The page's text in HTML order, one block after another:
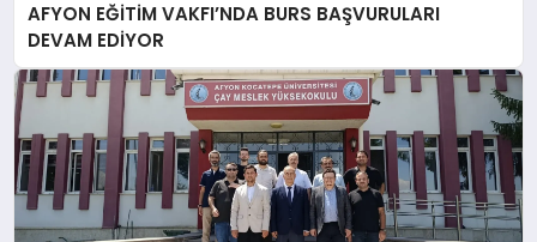
AFYON EĞİTİM VAKFI’NDA BURS BAŞVURULARI
DEVAM EDİYOR